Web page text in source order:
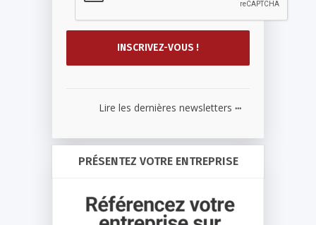
Lire les dernières newsletters ...
PRÉSENTEZ VOTRE ENTREPRISE